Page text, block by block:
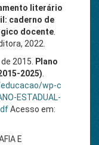
literário
caderno de
docente
2022.
2015. Plano
2025)
wp-c
ESTADUAL-
Acesso em:
E